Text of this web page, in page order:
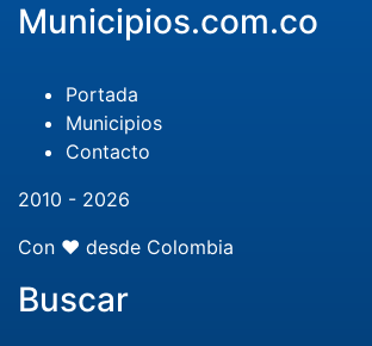
Municipios.com.co
Portada
Municipios
Contacto
2010 - 2026
Con ❤️ desde Colombia
Buscar